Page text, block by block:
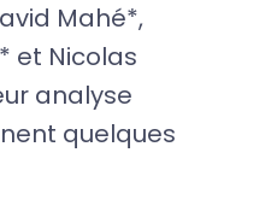
Mahé*,
et Nicolas
analyse
quelques